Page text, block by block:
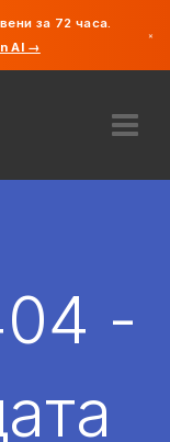
за 72 часа.
AI →
×
-